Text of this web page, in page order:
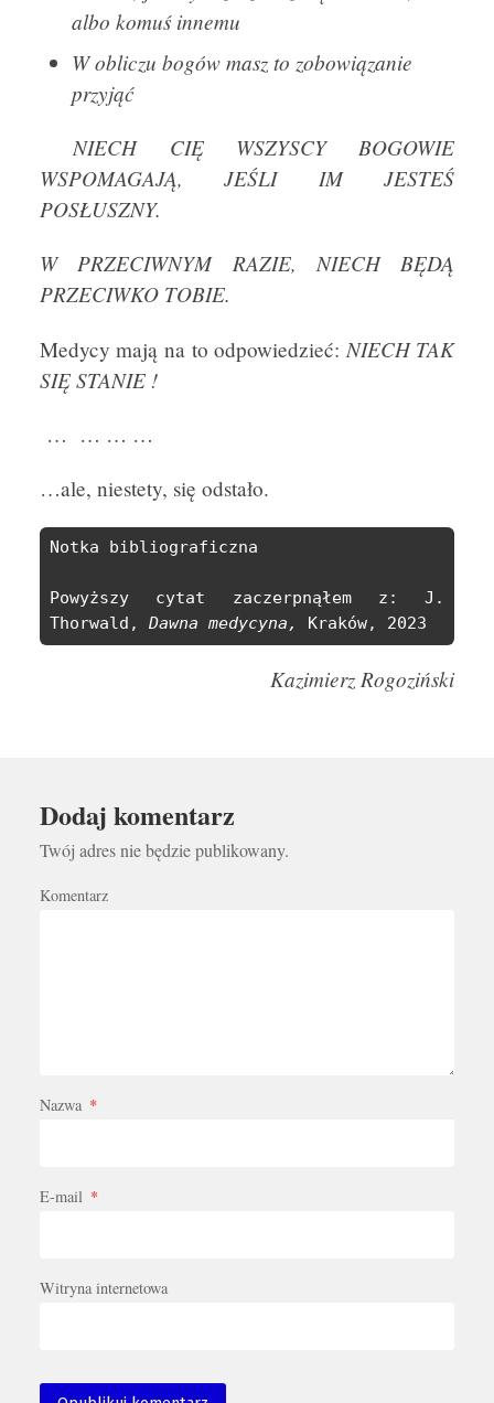
albo komuś innemu
W obliczu bogów masz to zobowiązanie
przyjąć
NIECH CIĘ WSZYSCY BOGOWIE
WSPOMAGAJĄ, JEŚLI IM JESTEŚ
POSŁUSZNY.
W PRZECIWNYM RAZIE, NIECH BĘDĄ
PRZECIWKO TOBIE.
Medycy mają na to odpowiedzieć: NIECH TAK
SIĘ STANIE !
… … … …
…ale, niestety, się odstało.
Notka bibliograficzna
Powyższy cytat zaczerpnąłem z: J.
Thorwald, Dawna medycyna, Kraków, 2023
Kazimierz Rogoziński
Dodaj komentarz
Twój adres nie będzie publikowany.
Komentarz
Nazwa *
E-mail *
Witryna internetowa